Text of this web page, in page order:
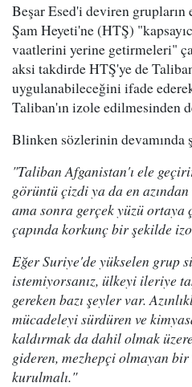
Beşar Esed'i deviren
Şam Heyeti'ne (HTŞ)
vaatlerini yerine getirmeleri"
aksi takdirde HTŞ'ye de
uygulanabileceğini ifade
Taliban'ın izole edilmesinden
Blinken sözlerinin devamında
"Taliban Afganistan'ı ele
görüntü çizdi ya da en
ama sonra gerçek yüzü ortaya
çapında korkunç bir şekilde
Eğer Suriye'de yükselen grup
istemiyorsanız, ülkeyi ileriye
gereken bazı şeyler var.
mücadeleyi sürdüren ve
kaldırmak da dahil olmak
gideren, mezhepçi olmayan
kurulmalı."